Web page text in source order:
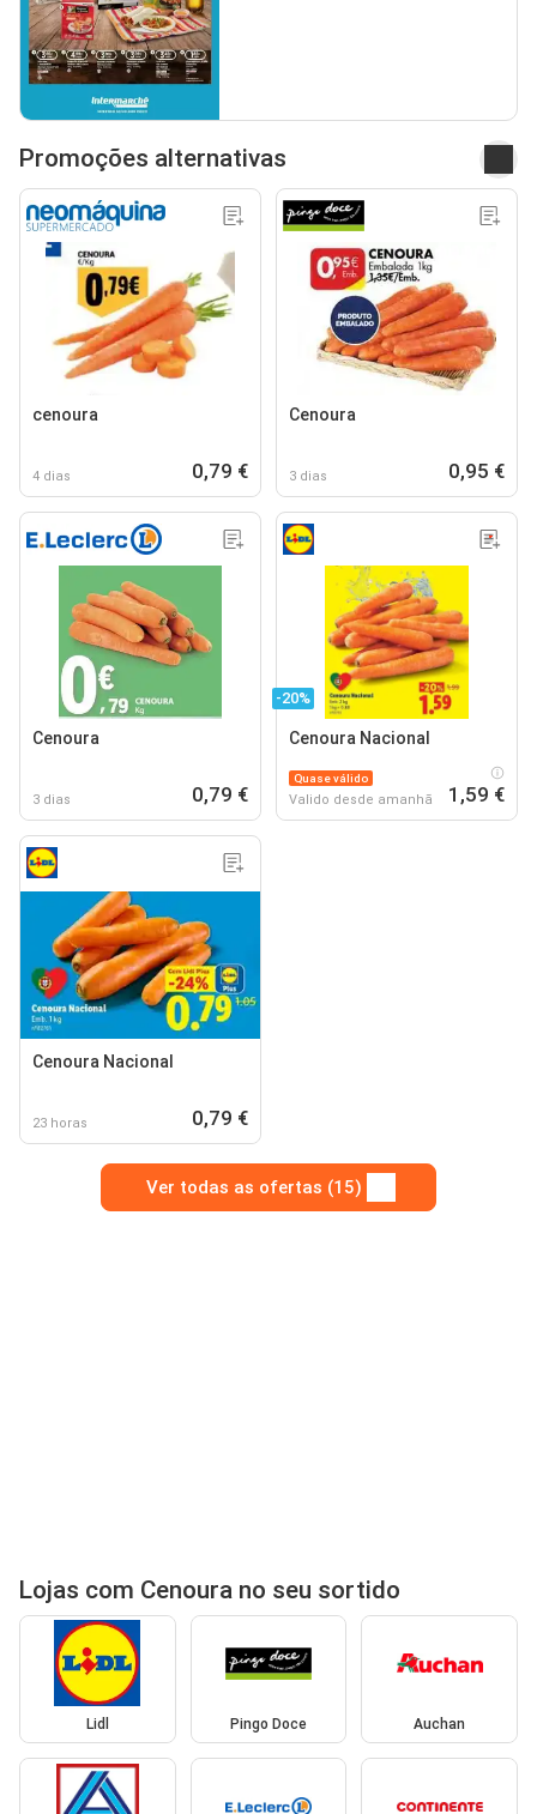
Promoções alternativas
cenoura
4 dias 0,79 €
Cenoura
3 dias 0,95 €
Cenoura
3 dias 0,79 €
-20%
Cenoura Nacional
Quase válido
Valido desde amanhã 1,59 €
Cenoura Nacional
23 horas 0,79 €
Ver todas as ofertas (15)
Lojas com Cenoura no seu sortido
Lidl Pingo Doce Auchan